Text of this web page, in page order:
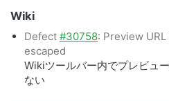
Wiki
Defect #30758: Preview
escaped
Wikiツールバー内でプレビュ
ない